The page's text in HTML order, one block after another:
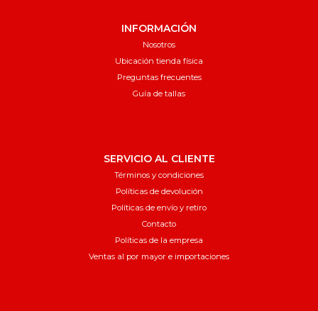
INFORMACIÓN
Nosotros
Ubicación tienda física
Preguntas frecuentes
Guía de tallas
SERVICIO AL CLIENTE
Términos y condiciones
Políticas de devolución
Políticas de envío y retiro
Contacto
Políticas de la empresa
Ventas al por mayor e importaciones